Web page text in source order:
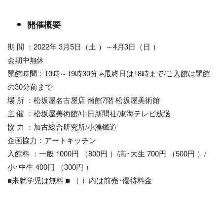
開催概要
期 間 ：2022年 3月5日（土 ）～4月3日（日 ）
会期中無休
開館時間：10時～19時30分 ※最終日は18時まで/ご入館は閉館
の30分前まで
場 所 ：松坂屋名古屋店 南館7階 松坂屋美術館
主 催 ：松坂屋美術館/中日新聞社/東海テレビ放送
協 力 ：加古総合研究所/小湊鐡道
企画協力：アートキッチン
入館料 ：一般 1000円 （800円 ）/高･大生 700円 （500円 ）/
小･中生 400円 （300円 ）
■未就学児は無料 ■ （ ）内は前売･優待料金